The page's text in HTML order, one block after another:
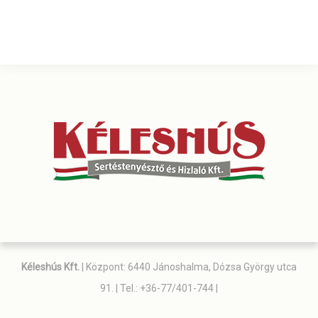
Kéleshús Kft. | Központ: 6440 Jánoshalma, Dózsa György utca
91. | Tel.: +36-77/401-744 |